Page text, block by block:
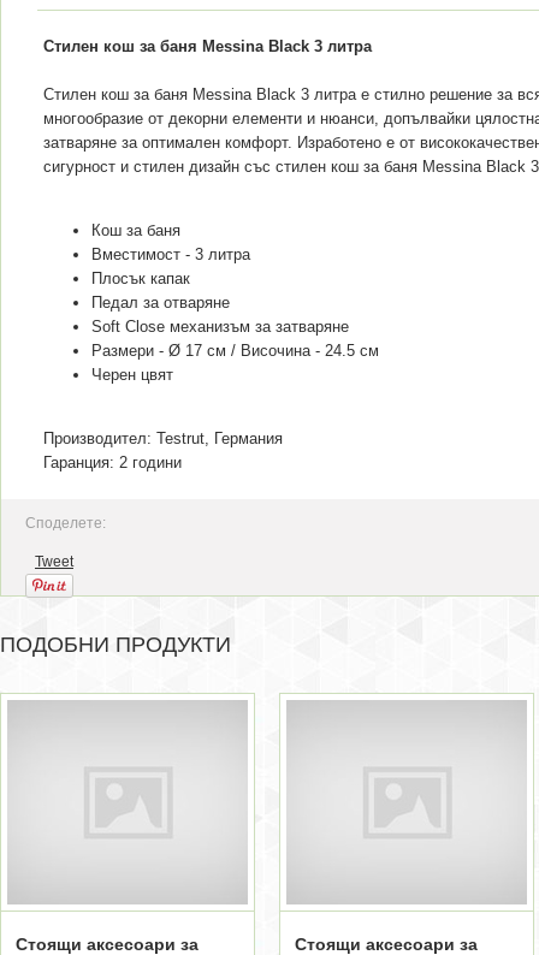
Стилен кош за баня Messina Black 3 литра
Стилен кош за баня Messina Black 3 литра е стилно решение за
многообразие от декорни елементи и нюанси, допълвайки
затваряне за оптимален комфорт. Изработено е от
сигурност и стилен дизайн със стилен кош за баня Messina Black
Кош за баня
Вместимост - 3 литра
Плосък капак
Педал за отваряне
Soft Close механизъм за затваряне
Размери - Ø 17 см / Височина - 24.5 см
Черен цвят
Производител: Testrut, Германия
Гаранция: 2 години
Споделете:
Tweet
ПОДОБНИ ПРОДУКТИ
Стоящи аксесоари за
Стоящи аксесоари за